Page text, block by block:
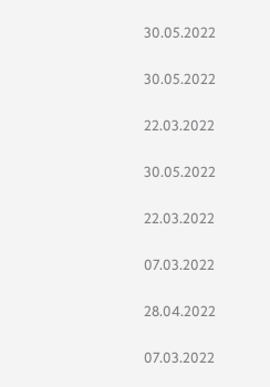
30.05.2022
30.05.2022
22.03.2022
30.05.2022
22.03.2022
07.03.2022
28.04.2022
07.03.2022